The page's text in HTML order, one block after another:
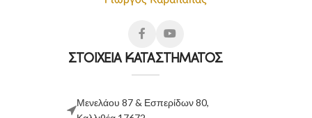
ΣΤΟΙΧΕΙΑ ΚΑΤΑΣΤΗΜΑΤΟΣ
Μενελάου 87 & Εσπερίδων 80,